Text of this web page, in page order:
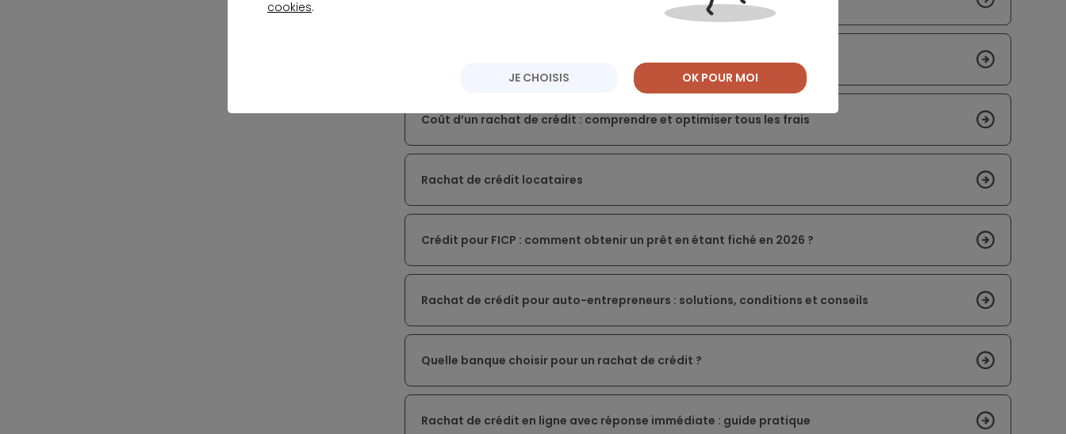
Un crédit vous engage : comprendre vos responsabilités financières
Coût d’un rachat de crédit : comprendre et optimiser tous les frais
Rachat de crédit locataires
Crédit pour FICP : comment obtenir un prêt en étant fiché en 2026 ?
Rachat de crédit pour auto-entrepreneurs : solutions, conditions et conseils
Quelle banque choisir pour un rachat de crédit ?
Rachat de crédit en ligne avec réponse immédiate : guide pratique
cookies.
JE CHOISIS OK POUR MOI